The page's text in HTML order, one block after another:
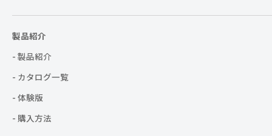
製品紹介
- 製品紹介
- カタログ一覧
- 体験版
- 購入方法